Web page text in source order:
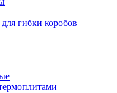
гибки коробов